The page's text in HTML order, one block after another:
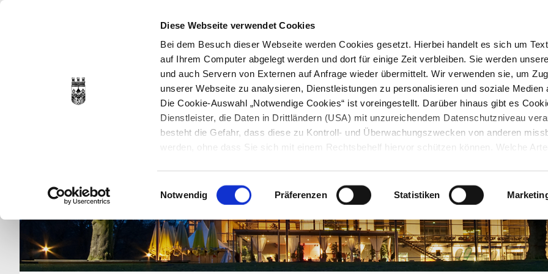
Diese Webseite verwendet Cookies
Bei dem Besuch dieser Webseite werden Cookies gesetzt. Hierbei handelt es sich um
auf Ihrem Computer abgelegt werden und dort für einige Zeit verbleiben. Sie werden
und auch Servern von Externen auf Anfrage wieder übermittelt. Wir verwenden sie, um
unserer Webseite zu analysieren, Dienstleistungen zu personalisieren und soziale Medien
Die Cookie-Auswahl „Notwendige Cookies“ ist voreingestellt. Darüber hinaus gibt es
Dienstleister, die Daten in Drittländern (USA) mit unzureichendem Datenschutzniveau
besteht die Gefahr, dass diese zu Kontroll- und Überwachungszwecken von anderen
werden, ohne dass Sie sich mit einem Rechtsbehelf hiervor schützen können. Welche
Datenschutzerklärung
entnehmen. Die von Ihnen getroffene Auswahl der gewünschten
jederzeit mit Wirkung für die Zukunft angepasst oder
werden.
Einwilligungsauswahl
Notwendig Präferenzen Statistiken
STARTSEITE